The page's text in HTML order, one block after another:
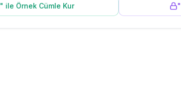
" ile Örnek Cümle Kur "